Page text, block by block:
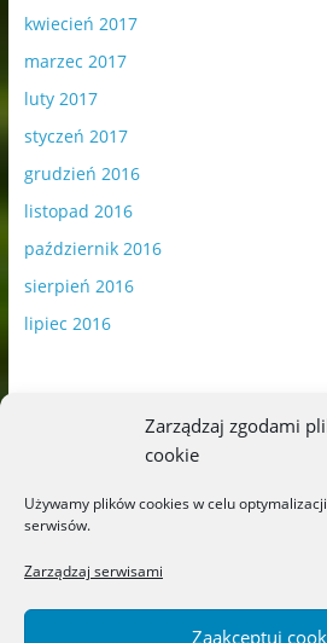
Zarządzaj zgodami
cookie
Używamy plików cookies w celu
serwisów.
Zarządzaj serwisami
Zaakceptuj
kwiecień 2017
marzec 2017
luty 2017
styczeń 2017
grudzień 2016
listopad 2016
październik 2016
sierpień 2016
lipiec 2016